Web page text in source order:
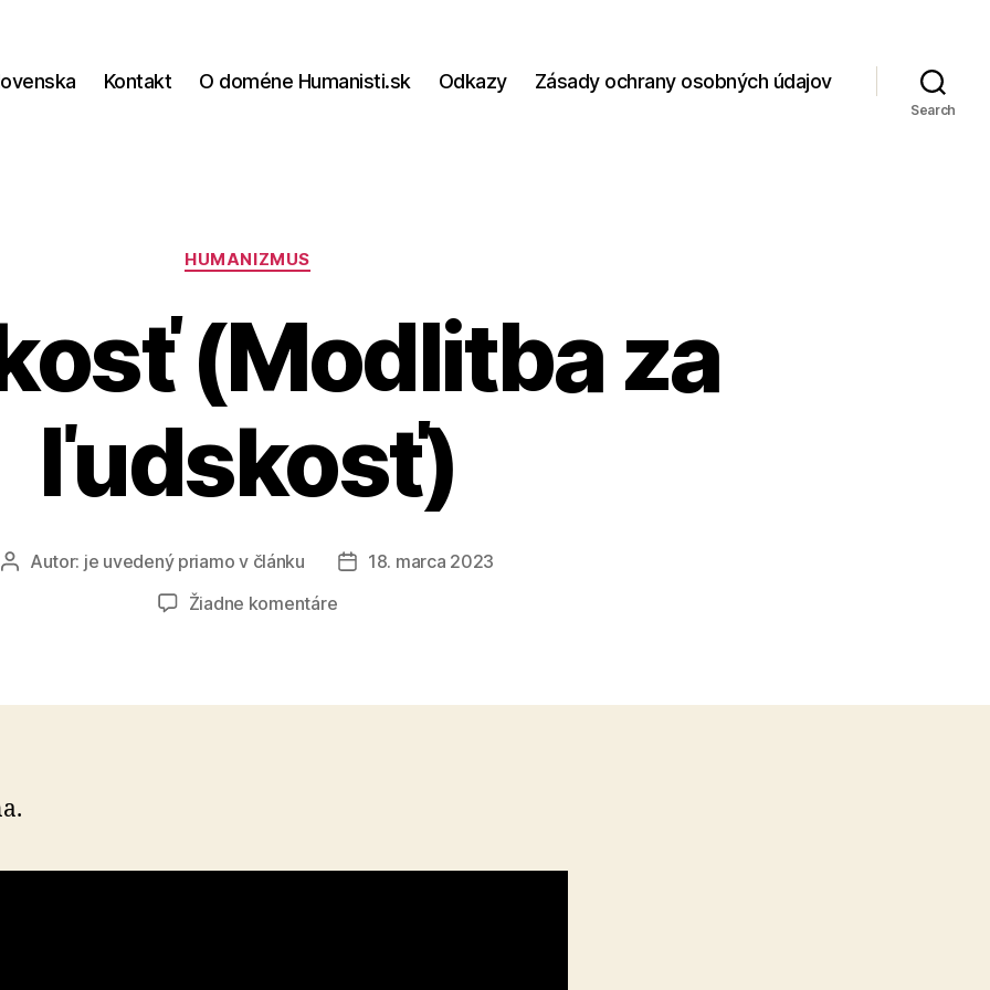
Kontakt O doméne Humanisti.sk Odkazy Zásady ochrany osobných údajov
Search
Kategórie
HUMANIZMUS
(Modlitba za
ľudskosť)
AutorAutor: je uvedený priamo v článku
Dátum
18. marca 2023
Žiadne komentárena
ľudskosť)